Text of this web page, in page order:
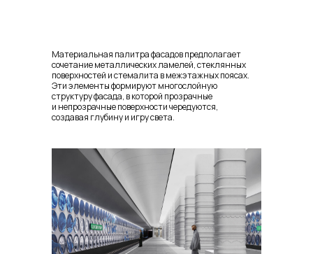
Материальная палитра фасадов предполагает
сочетание металлических ламелей, стеклянных
поверхностей и стемалита в межэтажных поясах.
Эти элементы формируют многослойную
структуру фасада, в которой прозрачные
и непрозрачные поверхности чередуются,
создавая глубину и игру света.